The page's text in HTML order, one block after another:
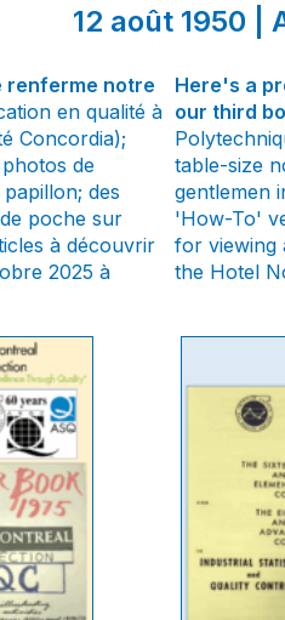
12 août 1950 |
renferme notre
en qualité à
Concordia);
de
des
poche sur
à découvrir
2025 à
Here's a
our third
table-size
gentlemen
'How-To'
for viewing
the Hotel